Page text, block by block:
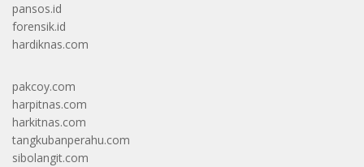
pansos.id
forensik.id
hardiknas.com
pakcoy.com
harpitnas.com
harkitnas.com
tangkubanperahu.com
sibolangit.com